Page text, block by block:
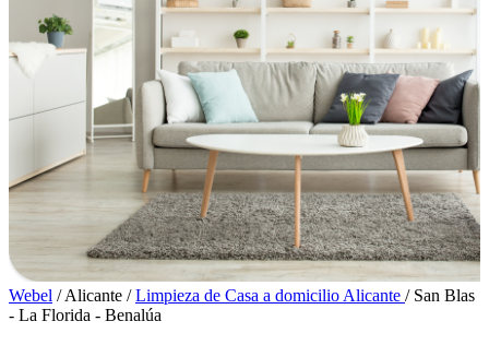
Webel / Alicante / Limpieza de Casa a domicilio Alicante / San Blas
- La Florida - Benalúa